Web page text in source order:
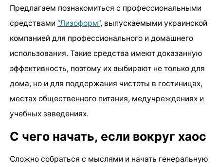
Предлагаем познакомиться с профессиональными
средствами “Лизоформ”, выпускаемыми украинской
компанией для профессионального и домашнего
использования. Такие средства имеют доказанную
эффективность, поэтому их выбирают не только для
дома, но и для поддержания чистоты в гостиницах,
местах общественного питания, медучреждениях и
учебных заведениях.
С чего начать, если вокруг хаос
Сложно собраться с мыслями и начать генеральную